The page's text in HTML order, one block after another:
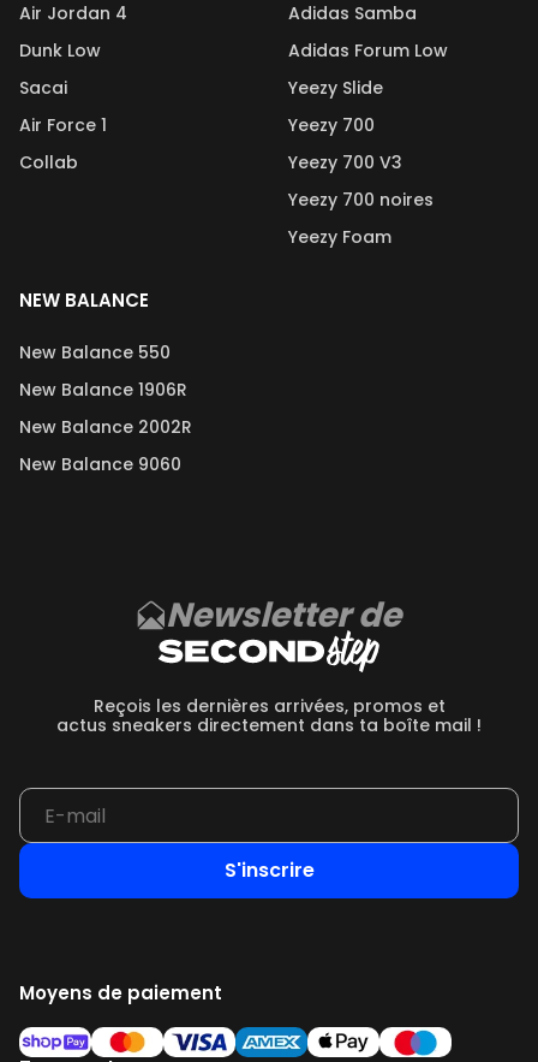
Air Jordan 4
Dunk Low
Sacai
Air Force 1
Collab
Adidas Samba
Adidas Forum Low
Yeezy Slide
Yeezy 700
Yeezy 700 V3
Yeezy 700 noires
Yeezy Foam
NEW BALANCE
New Balance 550
New Balance 1906R
New Balance 2002R
New Balance 9060
Newsletter de
Reçois les dernières arrivées, promos et
actus sneakers directement dans ta boîte mail !
S'inscrire
Moyens de paiement